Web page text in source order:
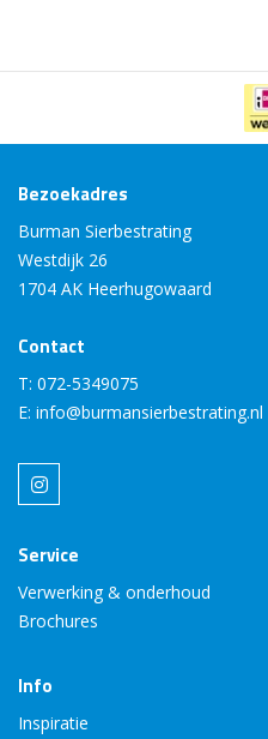
Bezoekadres
Burman Sierbestrating
Westdijk 26
1704 AK Heerhugowaard
Contact
T: 072-5349075
E: info@burmansierbestrating.nl
Service
Verwerking & onderhoud
Brochures
Info
Inspiratie